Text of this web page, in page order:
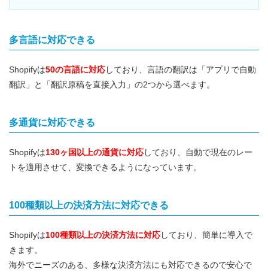
多言語に対応できる
Shopifyは50の言語に対応しており、言語の翻訳は「アプリで自動
翻訳」と「翻訳原稿を直接入力」の2つから選べます。
多通貨に対応できる
Shopifyは130ヶ国以上の通貨に対応しており、自動で現在のレー
トを適用させて、変換できるようになっています。
100種類以上の決済方法に対応できる
Shopifyは100種類以上の決済方法に対応しており、簡単に導入で
きます。
海外でニーズのある、多様な決済方法にも対応できるので安心で